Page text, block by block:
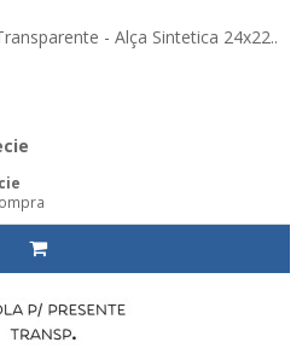
- Alça Sintetica 24x22..